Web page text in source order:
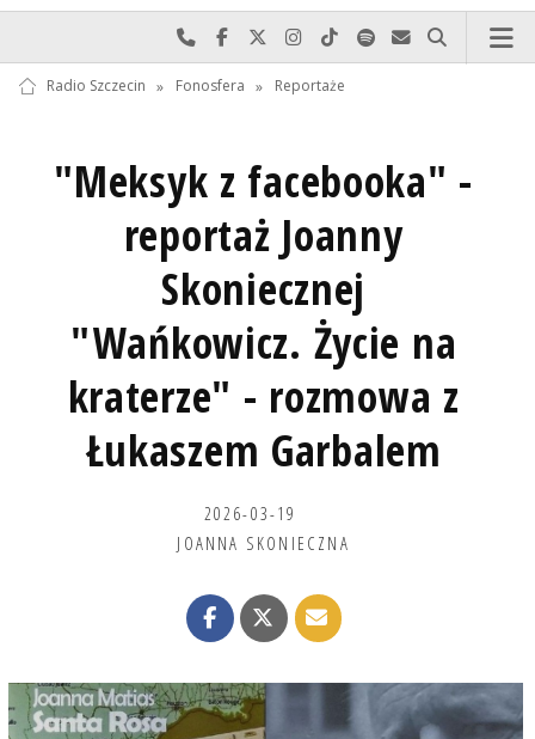
Najlepiej po prostu do nas zadzwoń
Odwiedź nas na Facebook-u
Odwiedź nas na X
Odwiedź nas na Instagram-ie
Odwiedź nas na TikTok-u
Szukaj nas na Spotify
Wyślij do nas
Szukaj
Radio Szczecin » Fonosfera » Reportaże
"Meksyk z facebooka" -
reportaż Joanny
Skoniecznej
"Wańkowicz. Życie na
kraterze" - rozmowa z
Łukaszem Garbalem
2026-03-19
JOANNA SKONIECZNA